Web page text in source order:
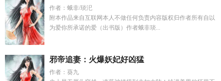
作者：蛾非/琰汜
附本作品来自互联网本人不做任何负责内容版权归作者所有自以
为爱你所承诺的爱（出书版）作者蛾非琰...
邪帝追妻：火爆妖妃好凶猛
作者：葵九